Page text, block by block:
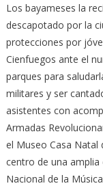
Los bayameses la
descapotado por la
protecciones por
Cienfuegos ante el
parques para
militares y ser
asistentes con
Armadas
el Museo Casa Natal
centro de una
Nacional de la